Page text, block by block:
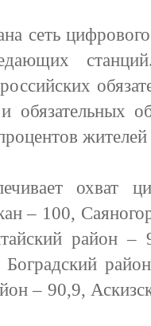
сеть
обязательных
– 100,
район –
– 90,9,